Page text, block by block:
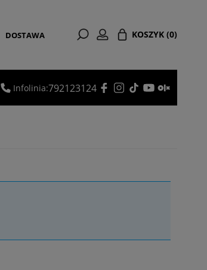
KOSZYK (0)
DOSTAWA
Infolinia:792123124